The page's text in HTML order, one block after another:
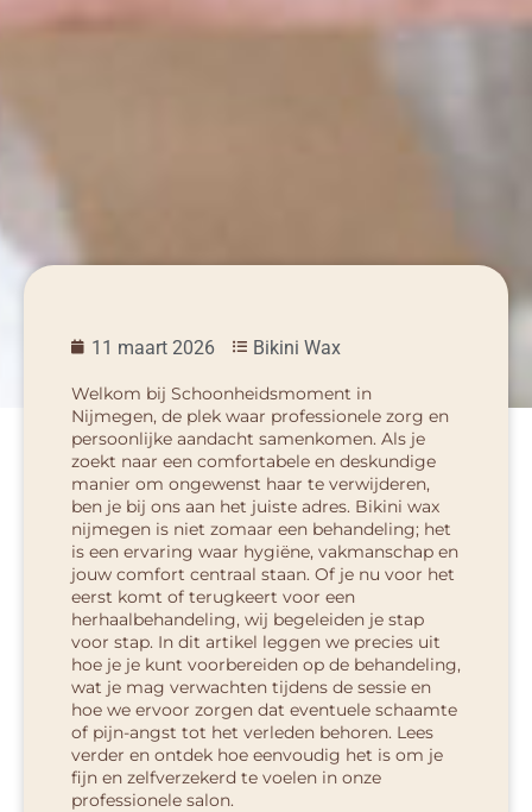
11 maart 2026 Bikini Wax
Welkom bij Schoonheidsmoment in
Nijmegen, de plek waar professionele zorg en
persoonlijke aandacht samenkomen. Als je
zoekt naar een comfortabele en deskundige
manier om ongewenst haar te verwijderen,
ben je bij ons aan het juiste adres. Bikini wax
nijmegen is niet zomaar een behandeling; het
is een ervaring waar hygiëne, vakmanschap en
jouw comfort centraal staan. Of je nu voor het
eerst komt of terugkeert voor een
herhaalbehandeling, wij begeleiden je stap
voor stap. In dit artikel leggen we precies uit
hoe je je kunt voorbereiden op de behandeling,
wat je mag verwachten tijdens de sessie en
hoe we ervoor zorgen dat eventuele schaamte
of pijn-angst tot het verleden behoren. Lees
verder en ontdek hoe eenvoudig het is om je
fijn en zelfverzekerd te voelen in onze
professionele salon.